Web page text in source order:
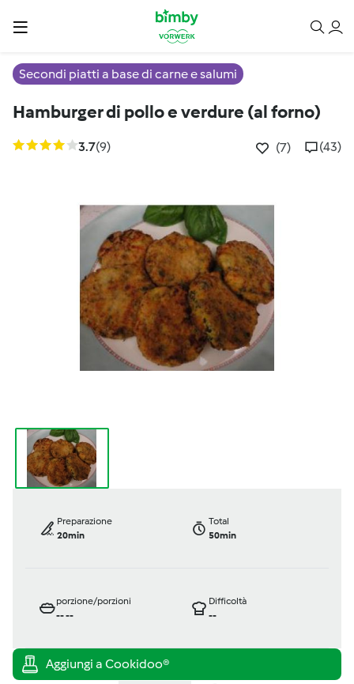
Secondi piatti a base di carne e salumi
Hamburger di pollo e verdure (al forno)
3.7(9) (7) (43)
Preparazione
20min
Total
50min
porzione/porzioni
----
Difficoltà
--